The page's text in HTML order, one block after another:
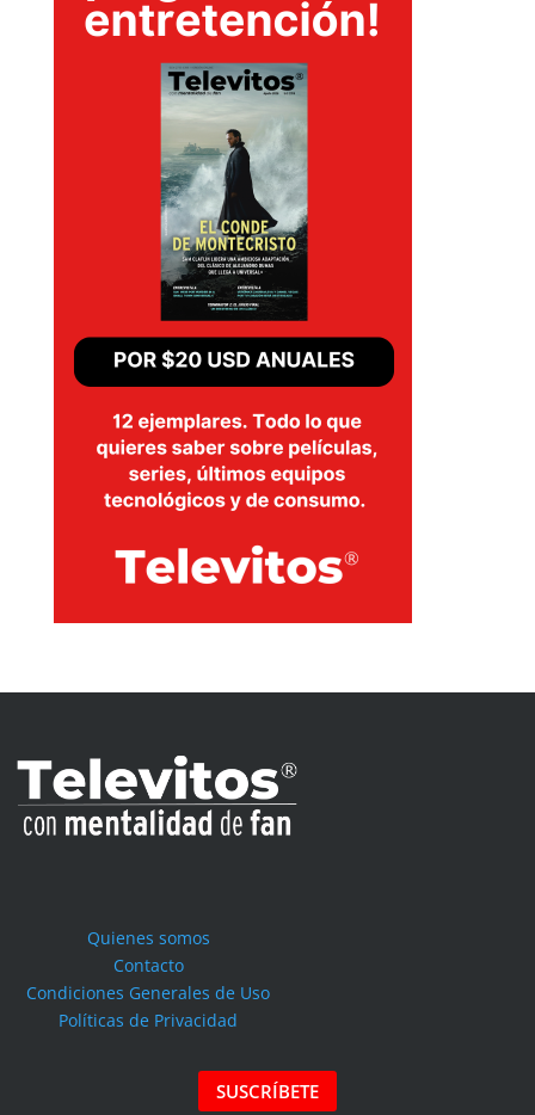
Quienes somos
Contacto
Condiciones Generales de Uso
Políticas de Privacidad
SUSCRÍBETE